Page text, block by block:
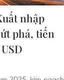
nhập
phá, tiến